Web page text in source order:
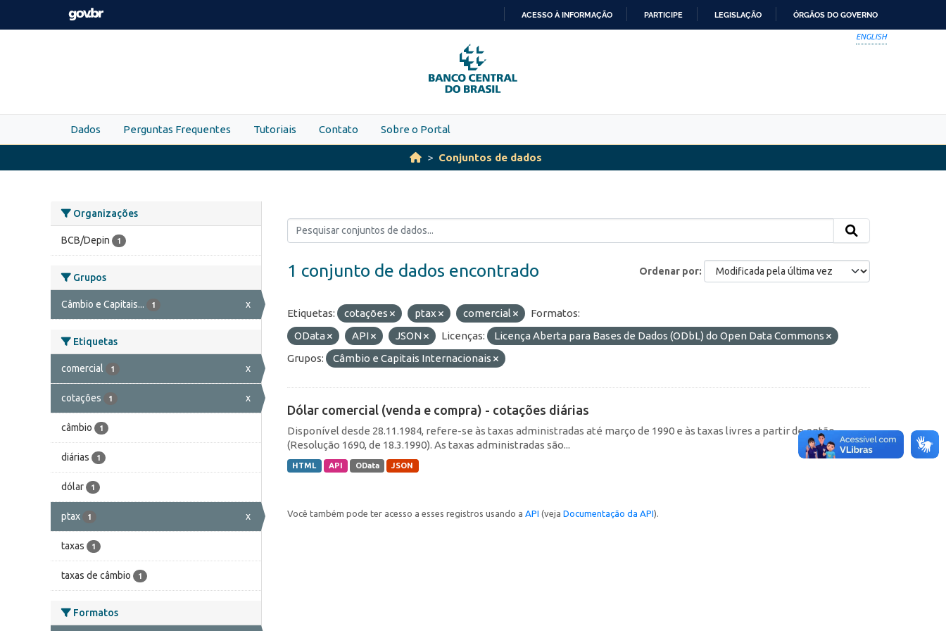
Skip to main content
PARA
O
CONTEÚDO
ACESSO À INFORMAÇÃO PARTICIPE LEGISLAÇÃO ÓRGÃOS DO GOVERNO
ENGLISH
Dados Perguntas Frequentes Tutoriais Contato Sobre o Portal
Conjuntos de dados
Organizações
BCB/Depin 1
Grupos
Câmbio e Capitais... 1 x
Etiquetas
comercial 1 x
cotações 1 x
câmbio 1
diárias 1
dólar 1
ptax 1 x
taxas 1
taxas de câmbio 1
Formatos
Ordenar por
1 conjunto de dados encontrado
Etiquetas: cotações ptax comercial
Formatos:
OData
API JSON Licenças:
Licença Aberta para Bases de Dados (ODbL) do Open Data Commons
Grupos:
Câmbio e Capitais Internacionais
Dólar comercial (venda e compra) - cotações diárias
Disponível desde 28.11.1984, refere-se às taxas administradas até março de 1990 e às taxas livres a partir de então
(Resolução 1690, de 18.3.1990). As taxas administradas são...
HTML API OData JSON
Você também pode ter acesso a esses registros usando a API (veja Documentação da API).